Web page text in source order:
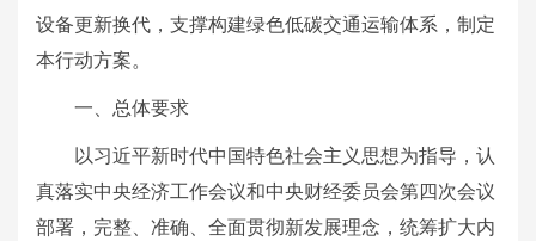
设备更新换代，支撑构建绿色低碳交通运输体系，制定
本行动方案。
一、总体要求
以习近平新时代中国特色社会主义思想为指导，认
真落实中央经济工作会议和中央财经委员会第四次会议
部署，完整、准确、全面贯彻新发展理念，统筹扩大内